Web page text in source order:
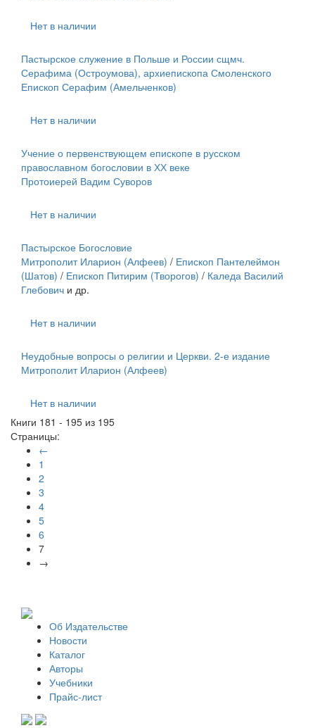
Нет в наличии
Пастырское служение в Польше и России сщмч.
Серафима (Остроумова), архиепископа Смоленского
Епископ Серафим (Амельченков)
Нет в наличии
Учение о первенствующем епископе в русском
православном богословии в ХХ веке
Протоиерей Вадим Суворов
Нет в наличии
Пастырское Богословие
Митрополит Иларион (Алфеев) / Епископ Пантелеймон
(Шатов) / Епископ Питирим (Творогов) / Каледа Василий
Глебович и др.
Нет в наличии
Неудобные вопросы о религии и Церкви. 2-е издание
Митрополит Иларион (Алфеев)
Нет в наличии
Книги 181 - 195 из 195
Страницы:
←
1
2
3
4
5
6
7
→
Об Издательстве
Новости
Каталог
Авторы
Учебники
Прайс-лист